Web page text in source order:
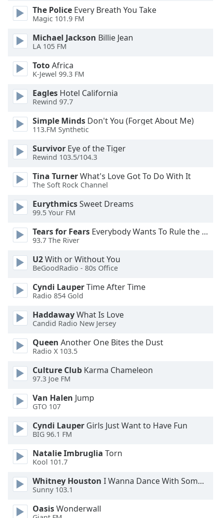
dialog
window.
cancel
and
close
window.
Text
Color
Opacity
Text
Color
Opacity
Caption
Background
Color
Opacity
Font
Size
Text
Edge
Family
Reset
Close
Modal
The Police Every Breath You Take
Magic 101.9 FM
Michael Jackson Billie Jean
LA 105 FM
TotoAfrica
K-Jewel 99.3 FM
Eagles Hotel California
Rewind 97.7
Simple Minds Don't You (Forget About Me)
113.FM Synthetic
Survivor Eye of the Tiger
Rewind 103.5/104.3
Tina TurnerWhat's Love Got To Do With It
The Soft Rock Channel
EurythmicsSweet Dreams
99.5 Your FM
Tears for Fears Everybody Wants To Rule the World
93.7 The River
U2With or Without You
BeGoodRadio - 80s Office
Cyndi LauperTime After Time
Radio 854 Gold
HaddawayWhat Is Love
Candid Radio New Jersey
Queen Another One Bites the Dust
Radio X 103.5
Culture Club Karma Chameleon
97.3 Joe FM
Van Halen Jump
GTO 107
Cyndi Lauper Girls Just Want to Have Fun
BIG 96.1 FM
Natalie Imbruglia Torn
Kool 101.7
Whitney Houston I Wanna Dance With Somebody
Sunny 103.1
OasisWonderwall